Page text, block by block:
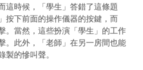
這時候，「學生」答錯了這條題
按下前面的操作儀器的按鍵，而
。當然，這些扮演「學生」的工作
。此外，「老師」在另一房間也能
製的慘叫聲。